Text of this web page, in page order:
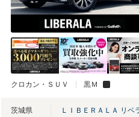
クロカン・ＳＵＶ 黒Ｍ
茨城県
ＬＩＢＥＲＡＬＡ リベ